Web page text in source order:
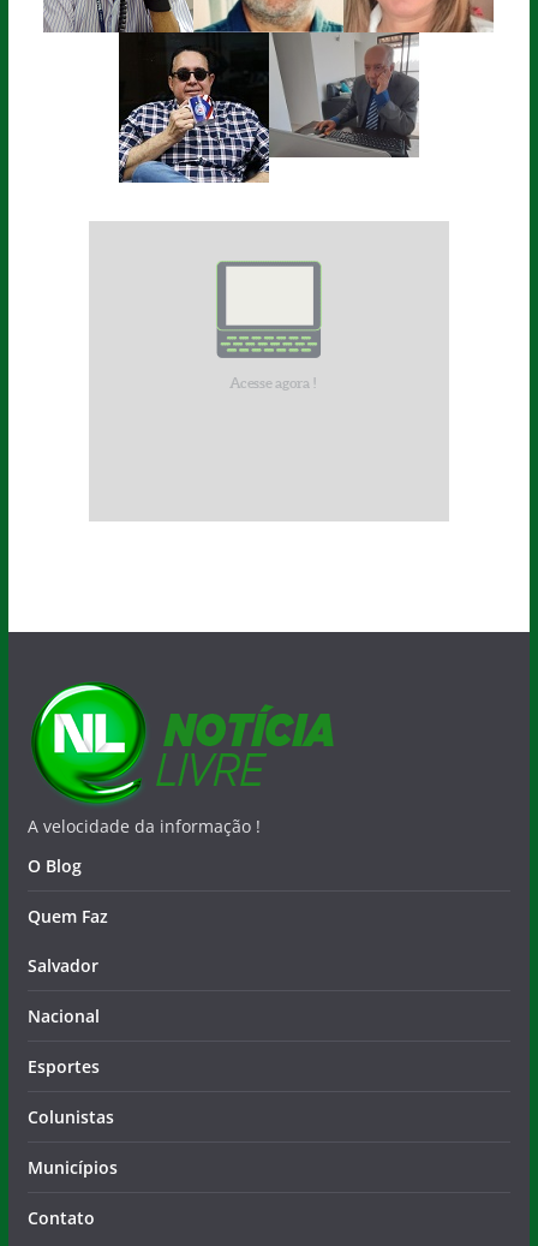
A velocidade da informação !
O Blog
Quem Faz
Salvador
Nacional
Esportes
Colunistas
Municípios
Contato